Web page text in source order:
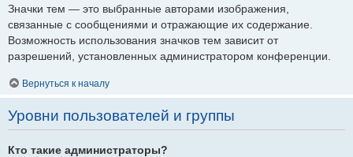
Значки тем — это выбранные авторами изображения,
связанные с сообщениями и отражающие их содержание.
Возможность использования значков тем зависит от
разрешений, установленных администратором конференции.
Вернуться к началу
Уровни пользователей и группы
Кто такие администраторы?